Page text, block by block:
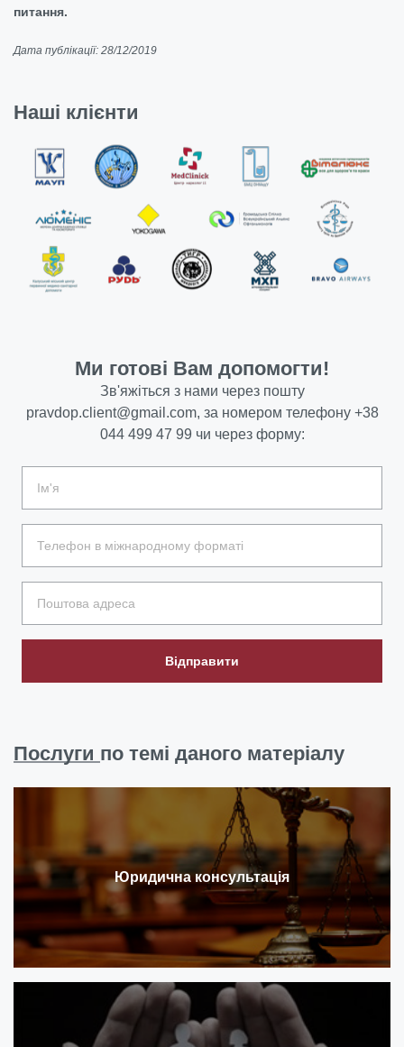
питання.
Дата публікації: 28/12/2019
Наші клієнти
Ми готові Вам допомогти!
Зв'яжіться з нами через пошту
pravdop.client@gmail.com, за номером телефону +38
044 499 47 99 чи через форму:
Відправити
Послуги по темі даного матеріалу
Юридична консультація